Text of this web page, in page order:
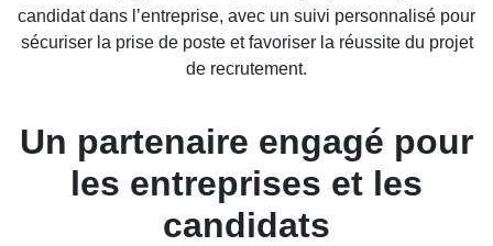
candidat dans l’entreprise, avec un suivi personnalisé pour
sécuriser la prise de poste et favoriser la réussite du projet
de recrutement.
Un partenaire engagé pour
les entreprises et les
candidats